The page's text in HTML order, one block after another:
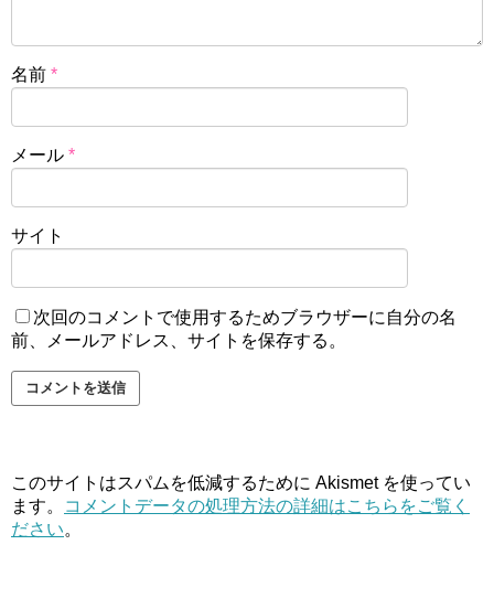
名前 *
メール *
サイト
次回のコメントで使用するためブラウザーに自分の名
前、メールアドレス、サイトを保存する。
このサイトはスパムを低減するために Akismet を使ってい
ます。
コメントデータの処理方法の詳細はこちらをご覧く
ださい。